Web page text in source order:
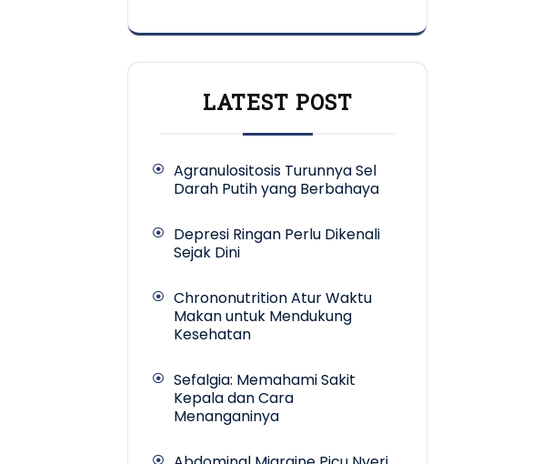
LATEST POST
Agranulositosis Turunnya Sel
Darah Putih yang Berbahaya
Depresi Ringan Perlu Dikenali
Sejak Dini
Chrononutrition Atur Waktu
Makan untuk Mendukung
Kesehatan
Sefalgia: Memahami Sakit
Kepala dan Cara
Menanganinya